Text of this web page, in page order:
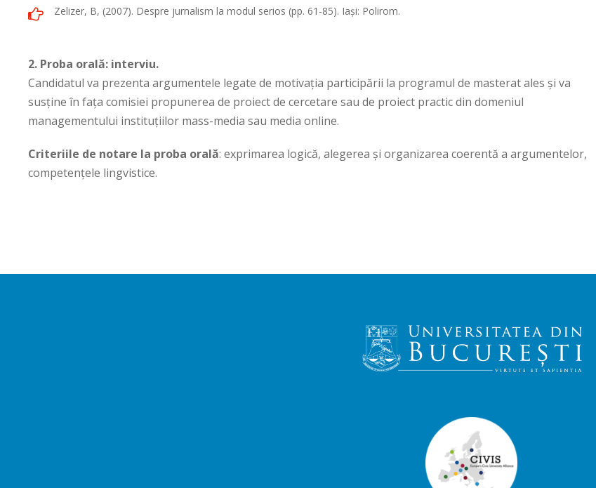
Zelizer, B, (2007). Despre jurnalism la modul serios (pp. 61-85). Iaşi: Polirom.
2. Proba orală: interviu.
Candidatul va prezenta argumentele legate de motivaţia participării la programul de masterat ales şi va
susţine în faţa comisiei propunerea de proiect de cercetare sau de proiect practic din domeniul
managementului instituţiilor mass-media sau media online.
Criteriile de notare la proba orală: exprimarea logică, alegerea şi organizarea coerentă a argumentelor,
competenţele lingvistice.